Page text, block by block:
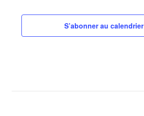
S’abonner au calendrier